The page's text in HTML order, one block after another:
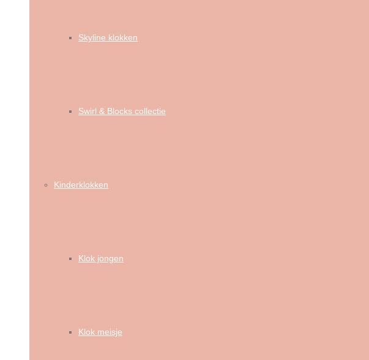
Skyline klokken
Swirl & Blocks collectie
Kinderklokken
Klok jongen
Klok meisje